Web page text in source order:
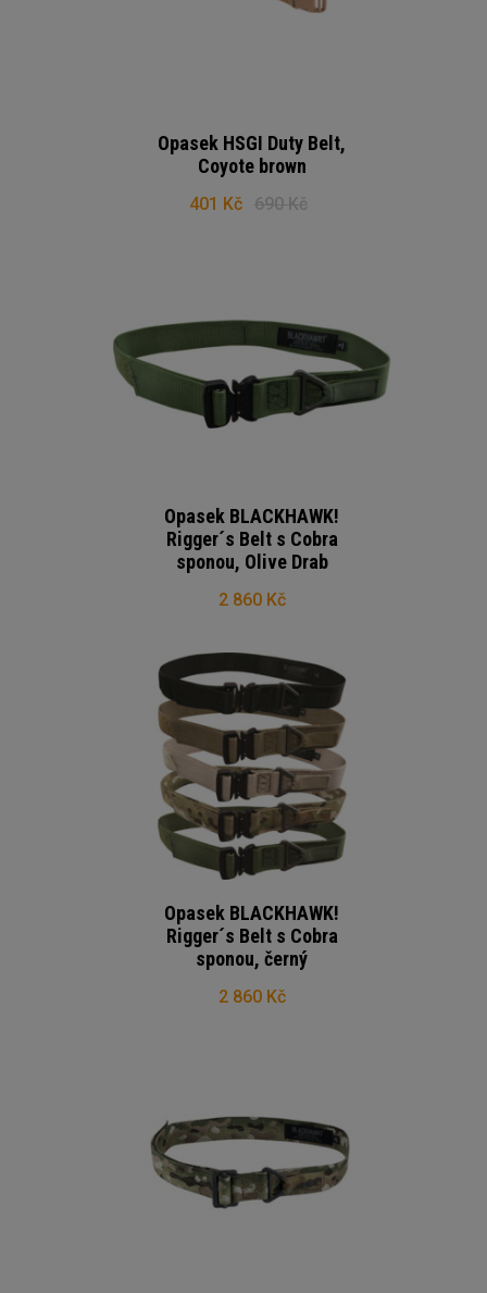
Opasek HSGI Duty Belt,
Coyote brown
401 Kč 690 Kč
Opasek BLACKHAWK!
Rigger´s Belt s Cobra
sponou, Olive Drab
2 860 Kč
Opasek BLACKHAWK!
Rigger´s Belt s Cobra
sponou, černý
2 860 Kč